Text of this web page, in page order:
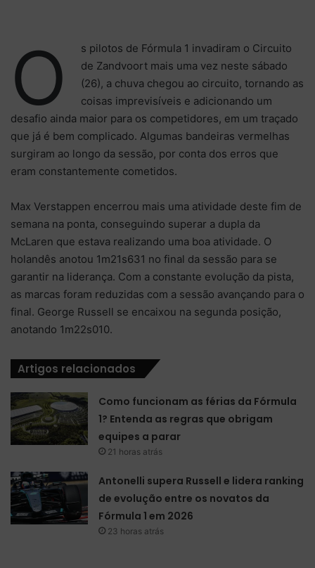
O
s pilotos de Fórmula 1 invadiram o Circuito
de Zandvoort mais uma vez neste sábado
(26), a chuva chegou ao circuito, tornando as
coisas imprevisíveis e adicionando um
desafio ainda maior para os competidores, em um traçado
que já é bem complicado. Algumas bandeiras vermelhas
surgiram ao longo da sessão, por conta dos erros que
eram constantemente cometidos.
Max Verstappen encerrou mais uma atividade deste fim de
semana na ponta, conseguindo superar a dupla da
McLaren que estava realizando uma boa atividade. O
holandês anotou 1m21s631 no final da sessão para se
garantir na liderança. Com a constante evolução da pista,
as marcas foram reduzidas com a sessão avançando para o
final. George Russell se encaixou na segunda posição,
anotando 1m22s010.
Artigos relacionados
Como funcionam as férias da Fórmula
1? Entenda as regras que obrigam
equipes a parar
21 horas atrás
Antonelli supera Russell e lidera ranking
de evolução entre os novatos da
Fórmula 1 em 2026
23 horas atrás